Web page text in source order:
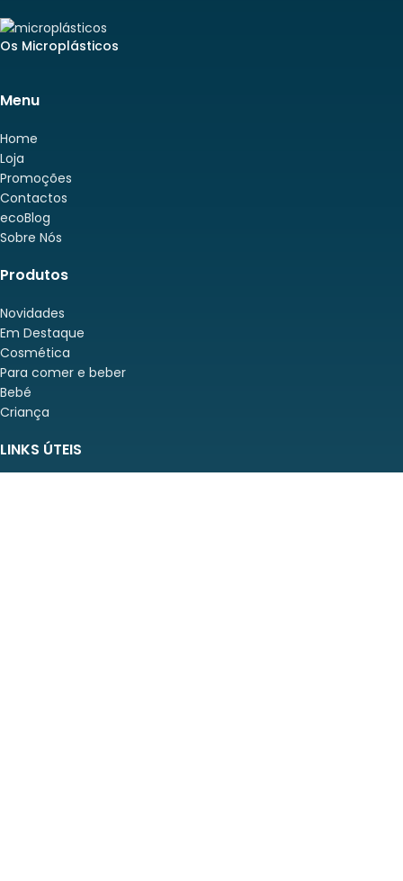
Os Microplásticos
Menu
Home
Loja
Promoções
Contactos
ecoBlog
Sobre Nós
Produtos
Novidades
Em Destaque
Cosmética
Para comer e beber
Bebé
Criança
LINKS ÚTEIS